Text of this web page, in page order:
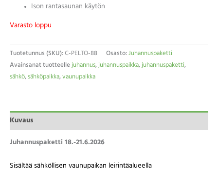
Ison rantasaunan käytön
Varasto loppu
Tuotetunnus (SKU): C-PELTO-88 Osasto: Juhannuspaketti
Avainsanat tuotteelle juhannus, juhannuspaikka, juhannuspaketti,
sähkö, sähköpaikka, vaunupaikka
Kuvaus
Juhannuspaketti 18.-21.6.2026
Sisältää sähköllisen vaunupaikan leirintäalueella